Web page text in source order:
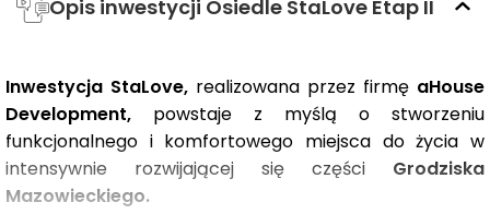
Opis inwestycji Osiedle StaLove Etap II
Inwestycja StaLove, realizowana przez firmę aHouse
Development, powstaje z myślą o stworzeniu
funkcjonalnego i komfortowego miejsca do życia w
intensywnie rozwijającej się części Grodziska
Mazowieckiego.